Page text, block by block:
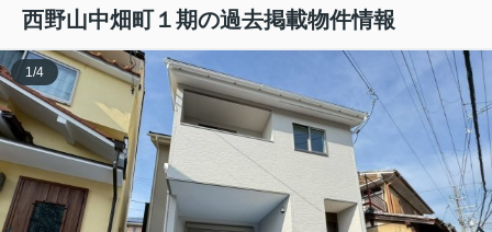
西野山中畑町１期の過去掲載物件情報
1 /4